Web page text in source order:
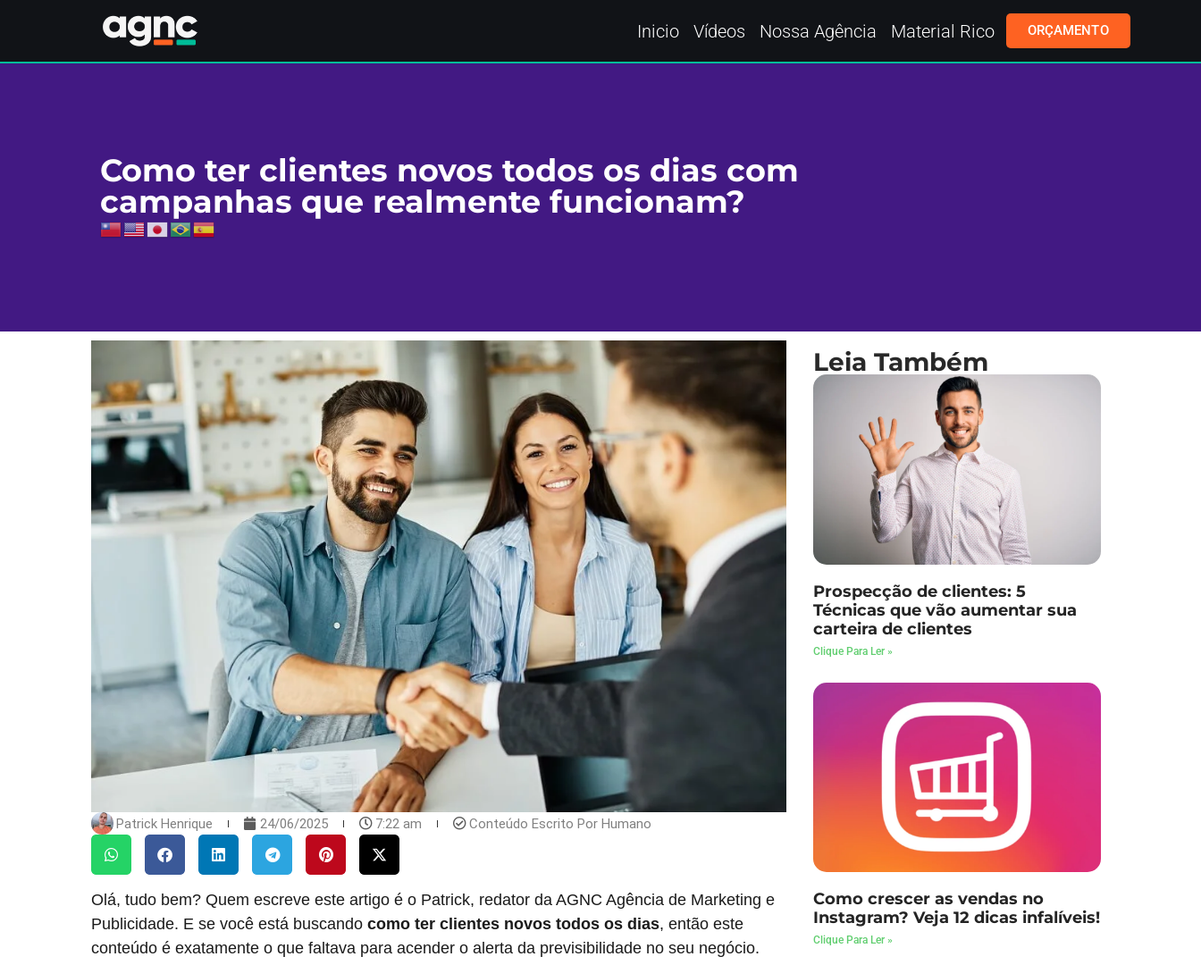
Inicio Vídeos Nossa Agência Material Rico ORÇAMENTO
Como ter clientes novos todos os dias com
campanhas que realmente funcionam?
Patrick Henrique 24/06/2025 7:22 am Conteúdo Escrito Por Humano
Olá, tudo bem? Quem escreve este artigo é o Patrick, redator da AGNC Agência de Marketing e
Publicidade. E se você está buscando como ter clientes novos todos os dias, então este
conteúdo é exatamente o que faltava para acender o alerta da previsibilidade no seu negócio.
Prospecção de clientes: 5
Técnicas que vão aumentar sua
carteira de clientes
Clique Para Ler »
Como crescer as vendas no
Instagram? Veja 12 dicas infalíveis!
Clique Para Ler »
Leia Também